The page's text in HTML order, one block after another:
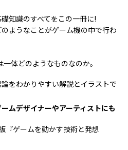
x facebookyoutube
知識のすべてをこの一冊に!
ようなことがゲーム機の中で行わ
体どのようなものなのか。
をわかりやすい解説とイラストで
ムデザイナーやアーティストにも
『ゲームを動かす技術と発想